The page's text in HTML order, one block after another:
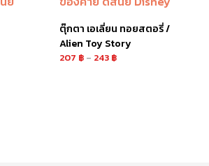
ตุ๊กตา เอเลี่ยน ทอยสตอรี่ /
Alien Toy Story
207 ฿ – 243 ฿